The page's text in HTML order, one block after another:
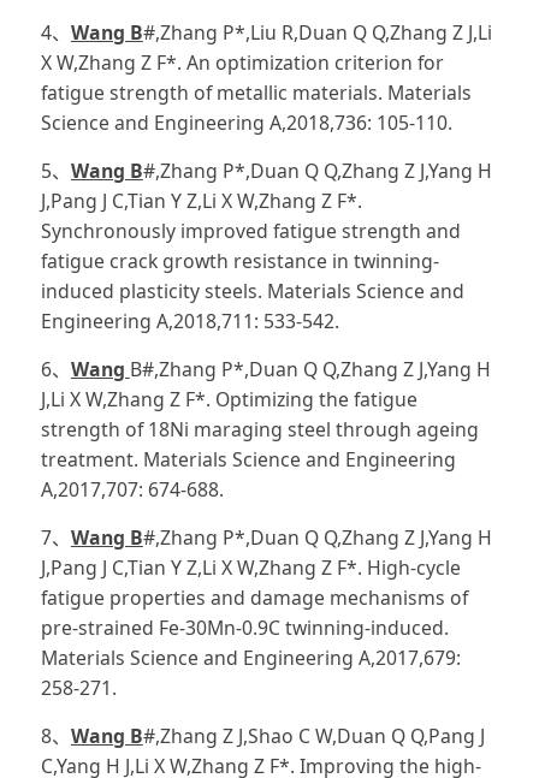
4、 Wang B#,Zhang P*,Liu R,Duan Q Q,Zhang Z J,Li
X W,Zhang Z F*. An optimization criterion for
fatigue strength of metallic materials. Materials
Science and Engineering A,2018,736: 105-110.
5、 Wang B#,Zhang P*,Duan Q Q,Zhang Z J,Yang H
J,Pang J C,Tian Y Z,Li X W,Zhang Z F*.
Synchronously improved fatigue strength and
fatigue crack growth resistance in twinning-
induced plasticity steels. Materials Science and
Engineering A,2018,711: 533-542.
6、 Wang B#,Zhang P*,Duan Q Q,Zhang Z J,Yang H
J,Li X W,Zhang Z F*. Optimizing the fatigue
strength of 18Ni maraging steel through ageing
treatment. Materials Science and Engineering
A,2017,707: 674-688.
7、 Wang B#,Zhang P*,Duan Q Q,Zhang Z J,Yang H
J,Pang J C,Tian Y Z,Li X W,Zhang Z F*. High-cycle
fatigue properties and damage mechanisms of
pre-strained Fe-30Mn-0.9C twinning-induced.
Materials Science and Engineering A,2017,679:
258-271.
8、 Wang B#,Zhang Z J,Shao C W,Duan Q Q,Pang J
C,Yang H J,Li X W,Zhang Z F*. Improving the high-